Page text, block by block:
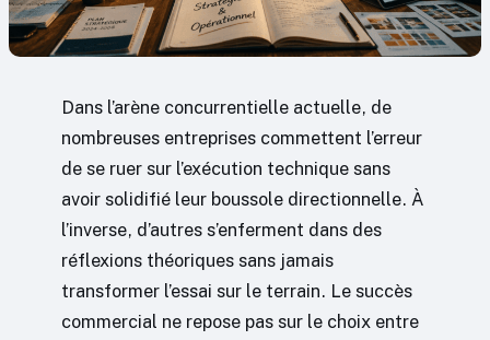
Dans l’arène concurrentielle actuelle, de
nombreuses entreprises commettent l’erreur
de se ruer sur l’exécution technique sans
avoir solidifié leur boussole directionnelle. À
l’inverse, d’autres s’enferment dans des
réflexions théoriques sans jamais
transformer l’essai sur le terrain. Le succès
commercial ne repose pas sur le choix entre